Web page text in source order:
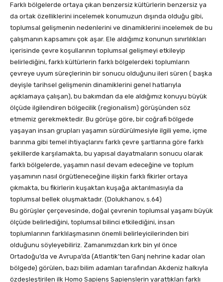
Farklı bölgelerde ortaya çıkan benzersiz kültürlerin benzersiz ya
da ortak özelliklerini incelemek konumuzun dışında olduğu gibi,
toplumsal gelişmenin nedenlerini ve dinamiklerini incelemek de bu
çalışmanın kapsamını çok aşar. Ele aldığımız konunun sınırlılıkları
içerisinde çevre koşullarının toplumsal gelişmeyi etkileyip
belirlediğini, farklı kültürlerin farklı bölgelerdeki toplumların
çevreye uyum süreçlerinin bir sonucu olduğunu ileri süren ( başka
deyişle tarihsel gelişmenin dinamiklerini genel hatlarıyla
açıklamaya çalışan), bu bakımdan da ele aldığımız konuyu büyük
ölçüde ilgilendiren bölgecilik (regionalism) görüşünden söz
etmemiz gerekmektedir. Bu görüşe göre, bir coğrafi bölgede
yaşayan insan grupları yaşamın sürdürülmesiyle ilgili yeme, içme
barınma gibi temel ihtiyaçlarını farklı çevre şartlarına göre farklı
şekillerde karşılamakta, bu yapısal dayatmaların sonucu olarak
farklı bölgelerde, yaşamın nasıl devam edeceğine ve toplum
yaşamının nasıl örgütleneceğine ilişkin farklı fikirler ortaya
çıkmakta, bu fikirlerin kuşaktan kuşağa aktarılmasıyla da
toplumsal bellek oluşmaktadır. (Dolukhanov, s.64)
Bu görüşler çerçevesinde, doğal çevrenin toplumsal yaşamı büyük
ölçüde belirlediğini, toplumsal bilinci etkilediğini, insan
toplumlarının farklılaşmasının önemli belirleyicilerinden biri
olduğunu söyleyebiliriz. Zamanımızdan kırk bin yıl önce
Ortadoğu’da ve Avrupa’da (Atlantik’ten Ganj nehrine kadar olan
bölgede) görülen, bazı bilim adamları tarafından Akdeniz halkıyla
özdeşleştirilen ilk Homo Sapiens Sapienslerin yarattıkları farklı